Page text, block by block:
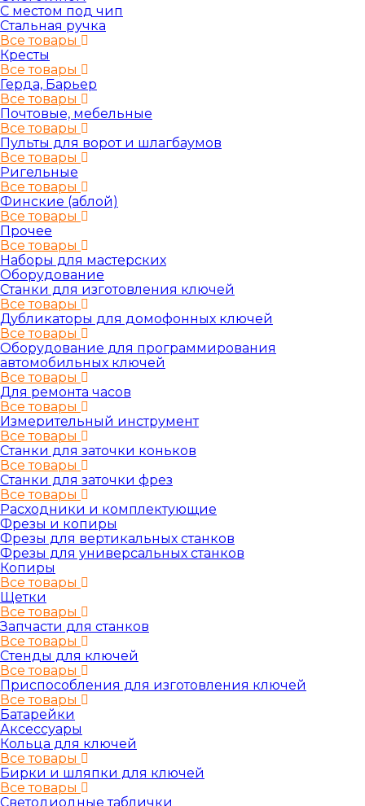
С местом под чип
Стальная ручка
Все товары
Кресты
Все товары
Герда, Барьер
Все товары
Почтовые, мебельные
Все товары
Пульты для ворот и шлагбаумов
Все товары
Ригельные
Все товары
Финские (аблой)
Все товары
Прочее
Все товары
Наборы для мастерских
Оборудование
Станки для изготовления ключей
Все товары
Дубликаторы для домофонных ключей
Все товары
Оборудование для программирования
автомобильных ключей
Все товары
Для ремонта часов
Все товары
Измерительный инструмент
Все товары
Станки для заточки коньков
Все товары
Станки для заточки фрез
Все товары
Расходники и комплектующие
Фрезы и копиры
Фрезы для вертикальных станков
Фрезы для универсальных станков
Копиры
Все товары
Щетки
Все товары
Запчасти для станков
Все товары
Стенды для ключей
Все товары
Приспособления для изготовления ключей
Все товары
Батарейки
Аксессуары
Кольца для ключей
Все товары
Бирки и шляпки для ключей
Все товары
Светодиодные таблички